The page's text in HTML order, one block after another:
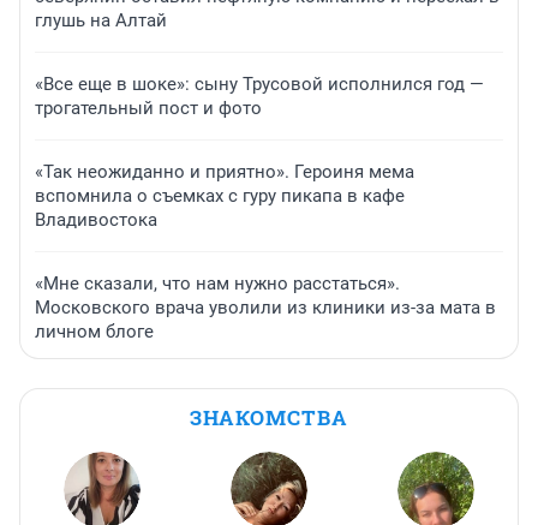
глушь на Алтай
«Все еще в шоке»: сыну Трусовой исполнился год —
трогательный пост и фото
«Так неожиданно и приятно». Героиня мема
вспомнила о съемках с гуру пикапа в кафе
Владивостока
«Мне сказали, что нам нужно расстаться».
Московского врача уволили из клиники из-за мата в
личном блоге
ЗНАКОМСТВА